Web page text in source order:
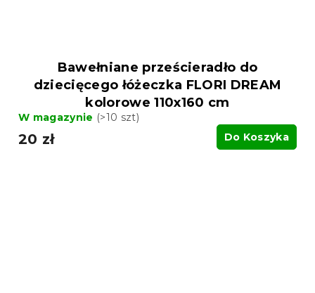
Bawełniane prześcieradło do
dziecięcego łóżeczka FLORI DREAM
kolorowe 110x160 cm
W magazynie (>10 szt)
20 zł Do Koszyka